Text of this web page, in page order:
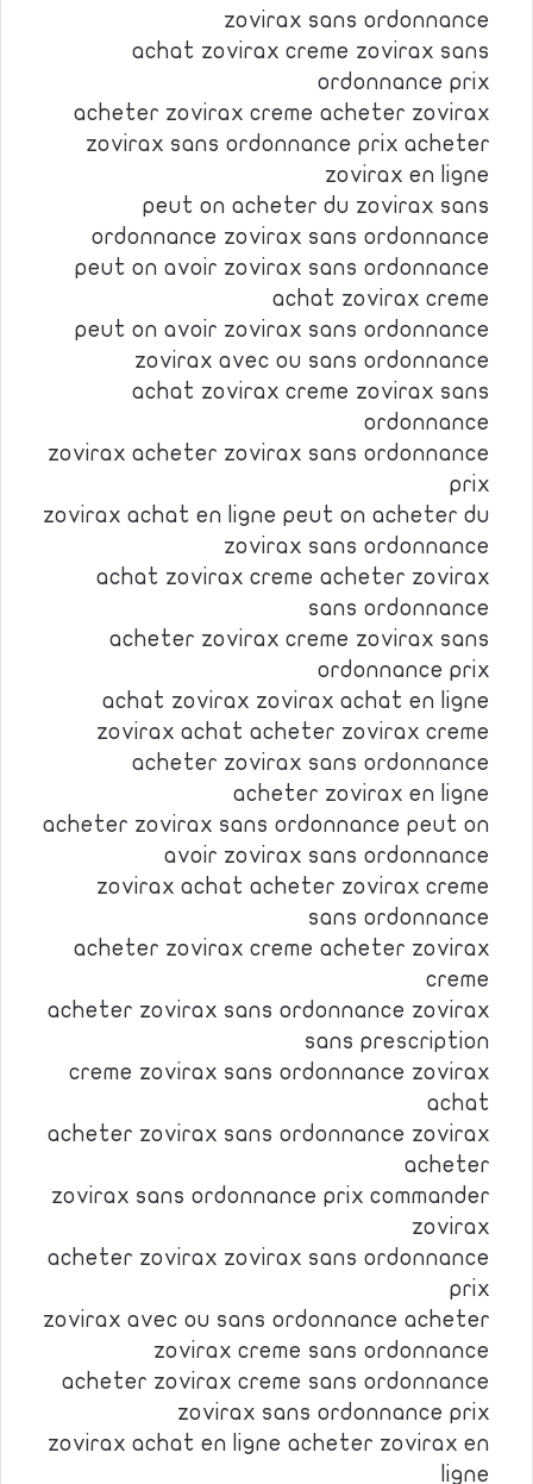
zovirax sans ordonnance
achat zovirax creme zovirax sans
ordonnance prix
acheter zovirax creme acheter zovirax
zovirax sans ordonnance prix acheter
zovirax en ligne
peut on acheter du zovirax sans
ordonnance zovirax sans ordonnance
peut on avoir zovirax sans ordonnance
achat zovirax creme
peut on avoir zovirax sans ordonnance
zovirax avec ou sans ordonnance
achat zovirax creme zovirax sans
ordonnance
zovirax acheter zovirax sans ordonnance
prix
zovirax achat en ligne peut on acheter du
zovirax sans ordonnance
achat zovirax creme acheter zovirax
sans ordonnance
acheter zovirax creme zovirax sans
ordonnance prix
achat zovirax zovirax achat en ligne
zovirax achat acheter zovirax creme
acheter zovirax sans ordonnance
acheter zovirax en ligne
acheter zovirax sans ordonnance peut on
avoir zovirax sans ordonnance
zovirax achat acheter zovirax creme
sans ordonnance
acheter zovirax creme acheter zovirax
creme
acheter zovirax sans ordonnance zovirax
sans prescription
creme zovirax sans ordonnance zovirax
achat
acheter zovirax sans ordonnance zovirax
acheter
zovirax sans ordonnance prix commander
zovirax
acheter zovirax zovirax sans ordonnance
prix
zovirax avec ou sans ordonnance acheter
zovirax creme sans ordonnance
acheter zovirax creme sans ordonnance
zovirax sans ordonnance prix
zovirax achat en ligne acheter zovirax en
ligne